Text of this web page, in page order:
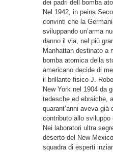
dei padri dell bomba
Nel 1942, in peina
convinti che la
sviluppando un’arma
danno il via, nel più
Manhattan destinato a
bomba atomica della
americano decide di
il brillante fisico J.
New York nel 1904 da
tedesche ed ebraiche,
quarant’anni aveva già
contributo allo sviluppo
Nei laboratori ultra
deserto del New
squadra di esperti